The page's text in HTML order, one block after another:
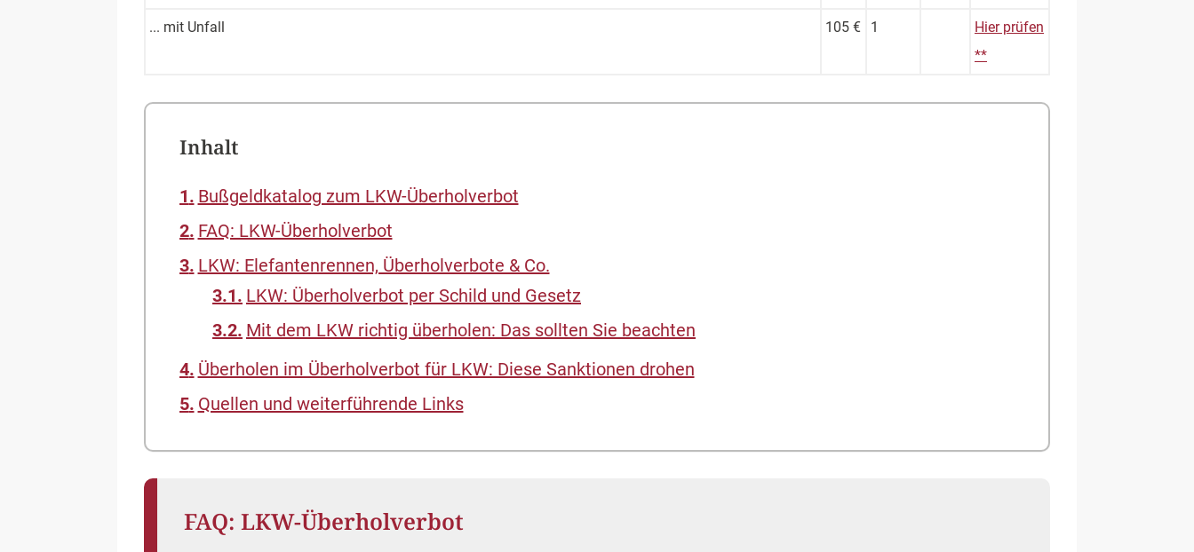
... mit Unfall 105 € 1
Hier prüfen
**
Inhalt
Bußgeldkatalog zum LKW-Überholverbot
FAQ: LKW-Überholverbot
LKW: Elefantenrennen, Überholverbote & Co.
LKW: Überholverbot per Schild und Gesetz
Mit dem LKW richtig überholen: Das sollten Sie beachten
Überholen im Überholverbot für LKW: Diese Sanktionen drohen
Quellen und weiterführende Links
FAQ: LKW-Überholverbot